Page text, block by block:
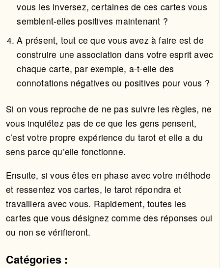
vous les inversez, certaines de ces cartes vous
semblent-elles positives maintenant ?
A présent, tout ce que vous avez à faire est de
construire une association dans votre esprit avec
chaque carte, par exemple, a-t-elle des
connotations négatives ou positives pour vous ?
Si on vous reproche de ne pas suivre les règles, ne
vous inquiétez pas de ce que les gens pensent,
c’est votre propre expérience du tarot et elle a du
sens parce qu’elle fonctionne.
Ensuite, si vous êtes en phase avec votre méthode
et ressentez vos cartes, le tarot répondra et
travaillera avec vous. Rapidement, toutes les
cartes que vous désignez comme des réponses oui
ou non se vérifieront.
Catégories :